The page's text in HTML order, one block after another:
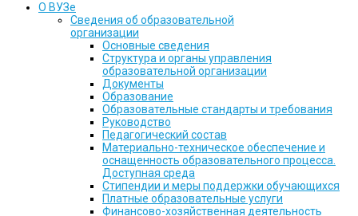
О ВУЗе
Сведения об образовательной
организации
Основные сведения
Структура и органы управления
образовательной организации
Документы
Образование
Образовательные стандарты и требования
Руководство
Педагогический состав
Материально-техническое обеспечение и
оснащенность образовательного процесса.
Доступная среда
Стипендии и меры поддержки обучающихся
Платные образовательные услуги
Финансово-хозяйственная деятельность